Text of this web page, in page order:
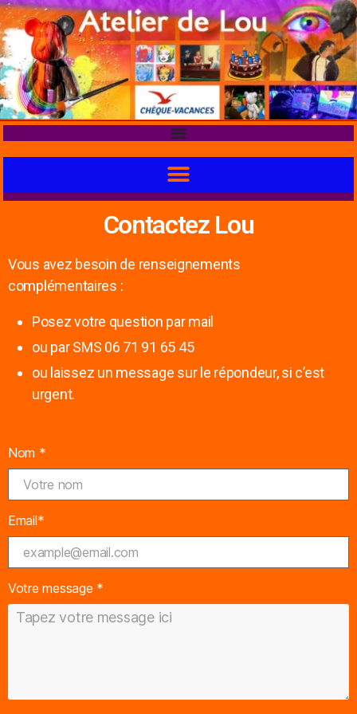
Contactez Lou
Vous avez besoin de renseignements
complémentaires :
Posez votre question par mail
ou par SMS 06 71 91 65 45
ou laissez un message sur le répondeur, si c’est
urgent.
Nom *
Email*
Votre message *